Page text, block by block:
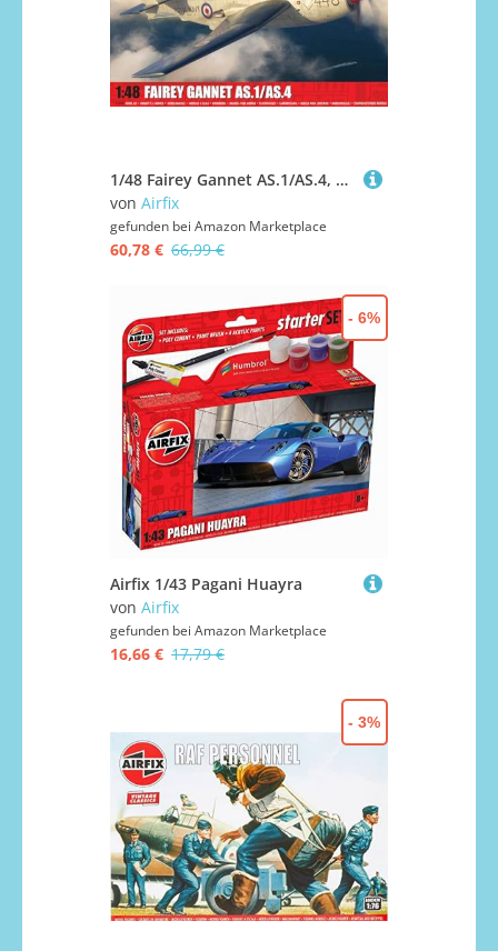
1/48 Fairey Gannet AS.1/AS.4, Mittel
von Airfix
gefunden bei Amazon Marketplace
60,78 € 66,99 €
Airfix 1/43 Pagani Huayra
von Airfix
gefunden bei Amazon Marketplace
16,66 € 17,79 €
- 6%
- 3%